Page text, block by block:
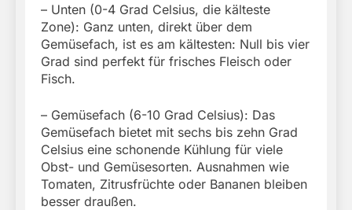
– Unten (0-4 Grad Celsius, die kälteste
Zone): Ganz unten, direkt über dem
Gemüsefach, ist es am kältesten: Null bis vier
Grad sind perfekt für frisches Fleisch oder
Fisch.
– Gemüsefach (6-10 Grad Celsius): Das
Gemüsefach bietet mit sechs bis zehn Grad
Celsius eine schonende Kühlung für viele
Obst- und Gemüsesorten. Ausnahmen wie
Tomaten, Zitrusfrüchte oder Bananen bleiben
besser draußen.